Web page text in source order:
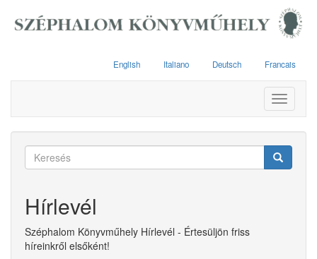
English Italiano Deutsch Francais
Toggle
Keresés
Hírlevél
Széphalom Könyvműhely Hírlevél - Értesüljön friss
híreinkről elsőként!